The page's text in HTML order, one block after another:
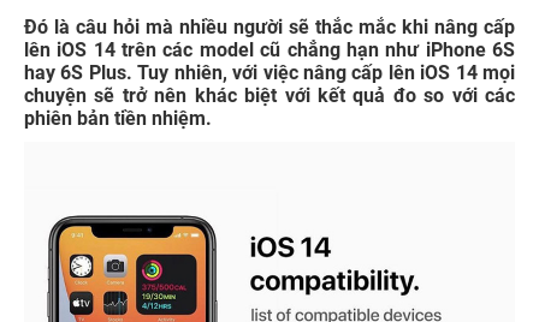
Đó là câu hỏi mà nhiều người sẽ thắc mắc khi nâng cấp
lên iOS 14 trên các model cũ chẳng hạn như iPhone 6S
hay 6S Plus. Tuy nhiên, với việc nâng cấp lên iOS 14 mọi
chuyện sẽ trở nên khác biệt với kết quả đo so với các
phiên bản tiền nhiệm.